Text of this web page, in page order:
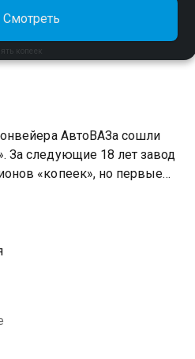
Пять копеек
Смотреть
АвтоВАЗа сошли
За следующие 18 лет завод
«копеек», но первые
в бензобак одной из
спустя пятьдесят лет
историю о кладе и
сокровищ. Они
«Жигуля»,
что остальные четыре
и пускаются в